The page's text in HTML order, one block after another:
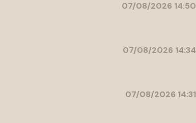
07/08/2026 14:50
07/08/2026 14:34
07/08/2026 14:31